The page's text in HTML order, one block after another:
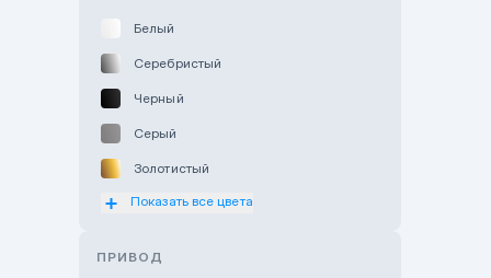
Белый
Серебристый
Черный
Серый
Золотистый
Оранжевый
Показать все цвета
ПРИВОД